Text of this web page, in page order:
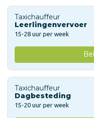
Taxichauffeur
Leerlingenvervoer
15-28 uur per week
Taxichauffeur
Dagbesteding
15-20 uur per week